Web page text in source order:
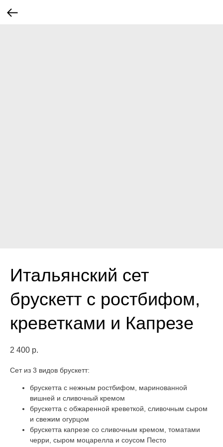
Итальянский сет
брускетт с ростбифом,
креветками и Капрезе
2 400 р.
Сет из 3 видов брускетт:
брускетта с нежным ростбифом, маринованной
вишней и сливочный кремом
брускетта с обжаренной креветкой, сливочным сыром
и свежим огурцом
брускетта капрезе со сливочным кремом, томатами
черри, сыром моцарелла и соусом Песто